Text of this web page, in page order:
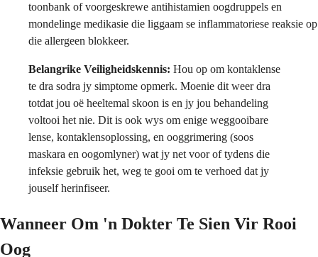
toonbank of voorgeskrewe antihistamien oogdruppels en
mondelinge medikasie die liggaam se inflammatoriese reaksie op
die allergeen blokkeer.
Belangrike Veiligheidskennis: Hou op om kontaklense
te dra sodra jy simptome opmerk. Moenie dit weer dra
totdat jou oë heeltemal skoon is en jy jou behandeling
voltooi het nie. Dit is ook wys om enige weggooibare
lense, kontaklensoplossing, en ooggrimering (soos
maskara en oogomlyner) wat jy net voor of tydens die
infeksie gebruik het, weg te gooi om te verhoed dat jy
jouself herinfiseer.
Wanneer Om 'n Dokter Te Sien Vir Rooi
Oog